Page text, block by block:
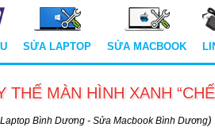
SỬA LAPTOP SỬA MACBOOK
THẾ MÀN HÌNH XANH
Bình Dương - Sửa Macbook Bình Dương)